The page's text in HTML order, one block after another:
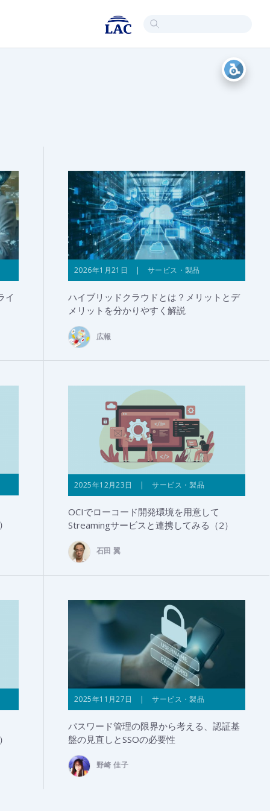
イ
2026年1月21日 | サービス・製品
ハイブリッドクラウドとは？メリットとデ
メリットを分かりやすく解説
広報
2025年12月23日 | サービス・製品
OCIでローコード開発環境を用意して
Streamingサービスと連携してみる（2）
石田 翼
2025年11月27日 | サービス・製品
パスワード管理の限界から考える、認証基
盤の見直しとSSOの必要性
野崎 佳子